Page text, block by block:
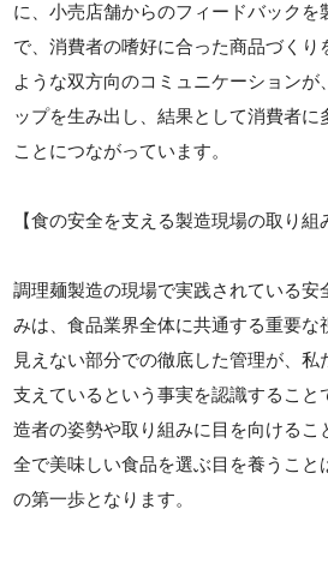
に、小売店舗からのフィードバックを
で、消費者の嗜好に合った商品づくり
ような双方向のコミュニケーションが
ップを生み出し、結果として消費者に
ことにつながっています。
【食の安全を支える製造現場の取り組
調理麺製造の現場で実践されている安
みは、食品業界全体に共通する重要な
見えない部分での徹底した管理が、
支えているという事実を認識すること
造者の姿勢や取り組みに目を向けるこ
全で美味しい食品を選ぶ目を養うこと
の第一歩となります。